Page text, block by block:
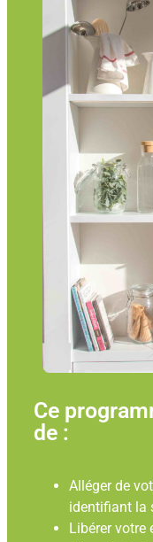
Ce
de :
Alléger de
identifiant la
Libérer votre